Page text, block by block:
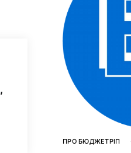
,
ПРО БЮДЖЕТРІП